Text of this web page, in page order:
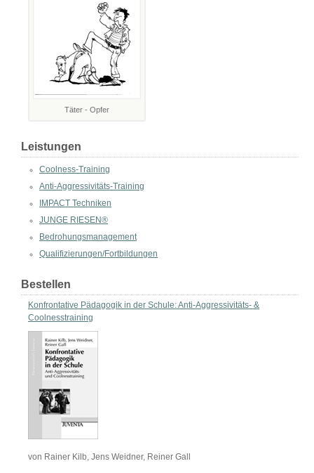
Täter - Opfer
Leistungen
Coolness-Training
Anti-Aggressivitäts-Training
IMPACT Techniken
JUNGE RIESEN®
Bedrohungsmanagement
Qualifizierungen/Fortbildungen
Bestellen
Konfrontative Pädagogik in der Schule: Anti-Aggressivitäts- &
Coolnesstraining
von Rainer Kilb, Jens Weidner, Reiner Gall